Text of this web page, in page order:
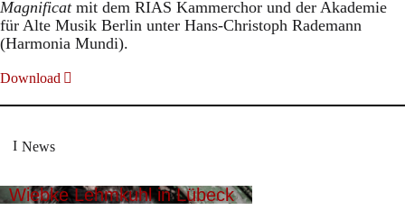
Magnificatmit dem RIAS Kammerchor und der Akademie
für Alte Musik Berlin unter Hans-Christoph Rademann
(Harmonia Mundi).
Download
News
Wiebke Lehmkuhl in Lübeck